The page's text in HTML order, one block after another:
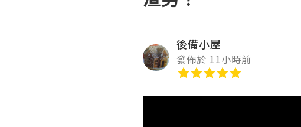
後備小屋
發佈於 11小時前